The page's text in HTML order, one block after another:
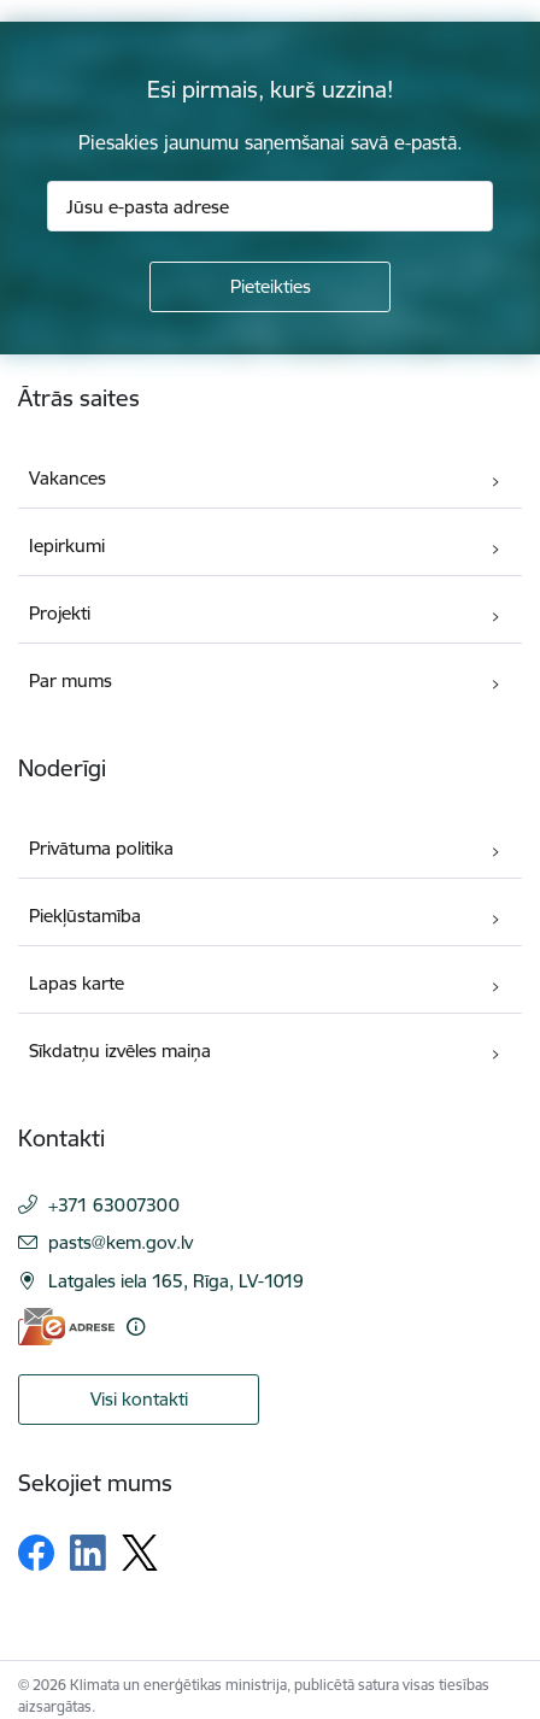
Esi pirmais, kurš uzzina!
Piesakies jaunumu saņemšanai savā e-pastā.
Kājene
Ātrās saites
Vakances
Iepirkumi
Projekti
Par mums
Noderīgi
Privātuma politika
Piekļūstamība
Lapas karte
Sīkdatņu izvēles maiņa
Kontakti
+371 63007300
E-pasts:
pasts@kem.gov.lv
Latgales iela 165, Rīga, LV-1019
Visi kontakti
Sekojiet mums
© 2026 Klimata un enerģētikas ministrija, publicētā satura visas tiesības
aizsargātas.